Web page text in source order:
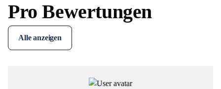
Pro Bewertungen
Alle anzeigen